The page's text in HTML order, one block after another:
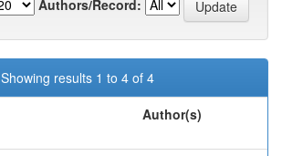
Authors/Record:
Showing results 1 to 4 of 4
Author(s)